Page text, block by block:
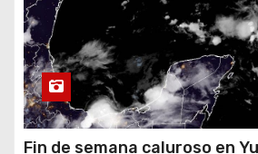
Fin de semana caluroso en